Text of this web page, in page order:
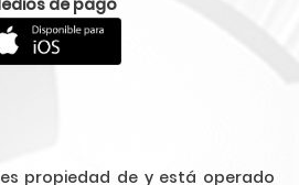
propiedad de y está operado